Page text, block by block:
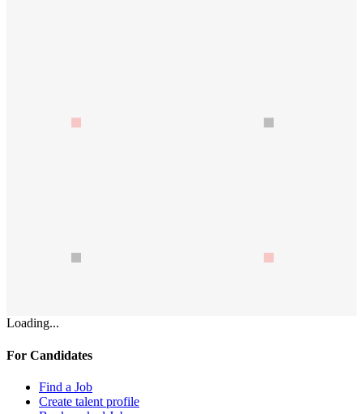
Loading...
For Candidates
Find a Job
Create talent profile